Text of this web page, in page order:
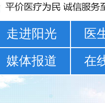
走进阳光 医
媒体报道 在